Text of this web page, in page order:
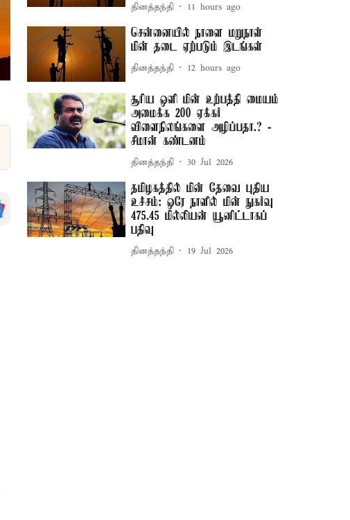
தினத்தந்தி 11 hours ago
சென்னையில் நாளை மறுநாள்
மின் தடை ஏற்படும் இடங்கள்
தினத்தந்தி 12 hours ago
சூரிய ஒளி மின் உற்பத்தி மையம்
அமைக்க 200 ஏக்கர்
விளைநிலங்களை அழிப்பதா.? -
சீமான் கண்டனம்
தினத்தந்தி 30 Jul 2026
தமிழகத்தில் மின் தேவை புதிய
உச்சம்: ஒரே நாளில் மின் நுகர்வு
475.45 மில்லியன் யூனிட்டாகப்
பதிவு
தினத்தந்தி 19 Jul 2026